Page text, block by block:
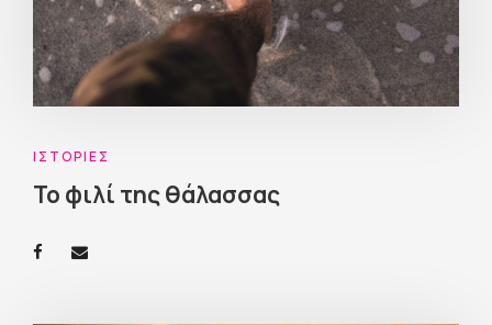
ΙΣΤΟΡΊΕΣ
Το φιλί της θάλασσας